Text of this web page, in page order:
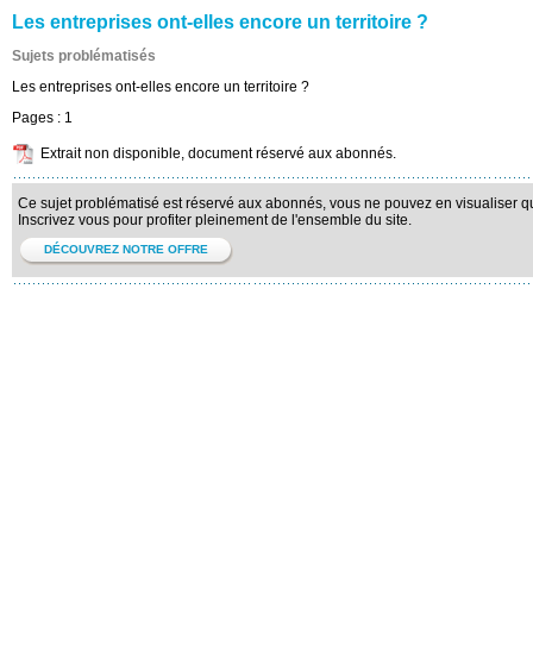
Les entreprises ont-elles encore un territoire ?
Sujets problématisés
Les entreprises ont-elles encore un territoire ?
Pages : 1
Extrait non disponible, document réservé aux abonnés.
Ce sujet problématisé est réservé aux abonnés, vous ne pouvez en visualiser
Inscrivez vous pour profiter pleinement de l'ensemble du site.
DÉCOUVREZ NOTRE OFFRE